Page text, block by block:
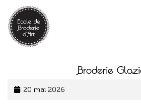
Broderie
20 mai 2026
Panneau de gestion des cookies